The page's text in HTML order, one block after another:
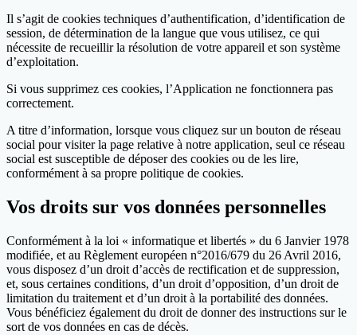
Il s’agit de cookies techniques d’authentification, d’identification de
session, de détermination de la langue que vous utilisez, ce qui
nécessite de recueillir la résolution de votre appareil et son système
d’exploitation.
Si vous supprimez ces cookies, l’Application ne fonctionnera pas
correctement.
A titre d’information, lorsque vous cliquez sur un bouton de réseau
social pour visiter la page relative à notre application, seul ce réseau
social est susceptible de déposer des cookies ou de les lire,
conformément à sa propre politique de cookies.
Vos droits sur vos données personnelles
Conformément à la loi « informatique et libertés » du 6 Janvier 1978
modifiée, et au Règlement européen n°2016/679 du 26 Avril 2016,
vous disposez d’un droit d’accès de rectification et de suppression,
et, sous certaines conditions, d’un droit d’opposition, d’un droit de
limitation du traitement et d’un droit à la portabilité des données.
Vous bénéficiez également du droit de donner des instructions sur le
sort de vos données en cas de décès.